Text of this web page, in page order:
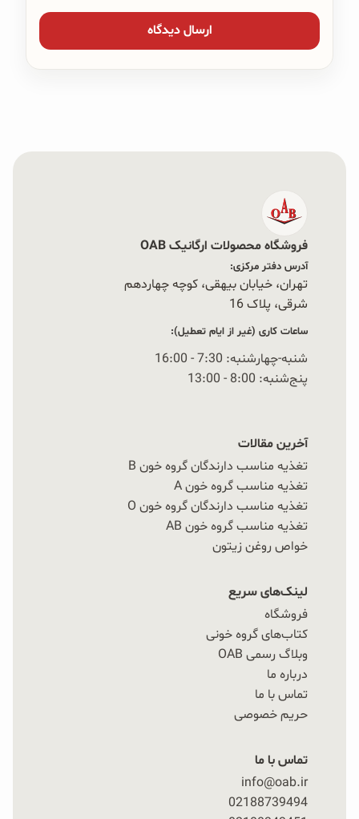
فروشگاه محصولات ارگانیک OAB
آدرس دفتر مرکزی:
تهران، خیابان بیهقی، کوچه چهاردهم
شرقی، پلاک 16‭
ساعات کاری (غیر از ایام تعطیل):
شنبه-چهارشنبه: 7:30 - 16:00
پنج‌شنبه: 8:00 - 13:00
آخرین مقالات
تغذیه مناسب دارندگان گروه خون B
تغذیه مناسب گروه خون A
تغذیه مناسب دارندگان گروه خون O
تغذیه مناسب گروه خون AB
خواص روغن زیتون
لینک‌های سریع
فروشگاه
کتاب‌های گروه خونی
وبلاگ رسمی OAB
درباره ما
تماس با ما
حریم خصوصی
تماس با ما
info@oab.ir
02188739494